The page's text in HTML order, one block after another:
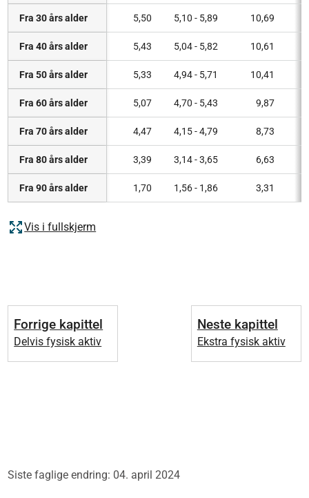
Fra 30 års alder 5,50 5,10 - 5,89 10,69
Fra 40 års alder 5,43 5,04 - 5,82 10,61
Fra 50 års alder 5,33 4,94 - 5,71 10,41
Fra 60 års alder 5,07 4,70 - 5,43 9,87
Fra 70 års alder 4,47 4,15 - 4,79 8,73
Fra 80 års alder 3,39 3,14 - 3,65 6,63
Fra 90 års alder 1,70 1,56 - 1,86 3,31
Vis i fullskjerm
Forrige kapittel
Delvis fysisk aktiv
Neste kapittel
Ekstra fysisk aktiv
Siste faglige endring: 04. april 2024